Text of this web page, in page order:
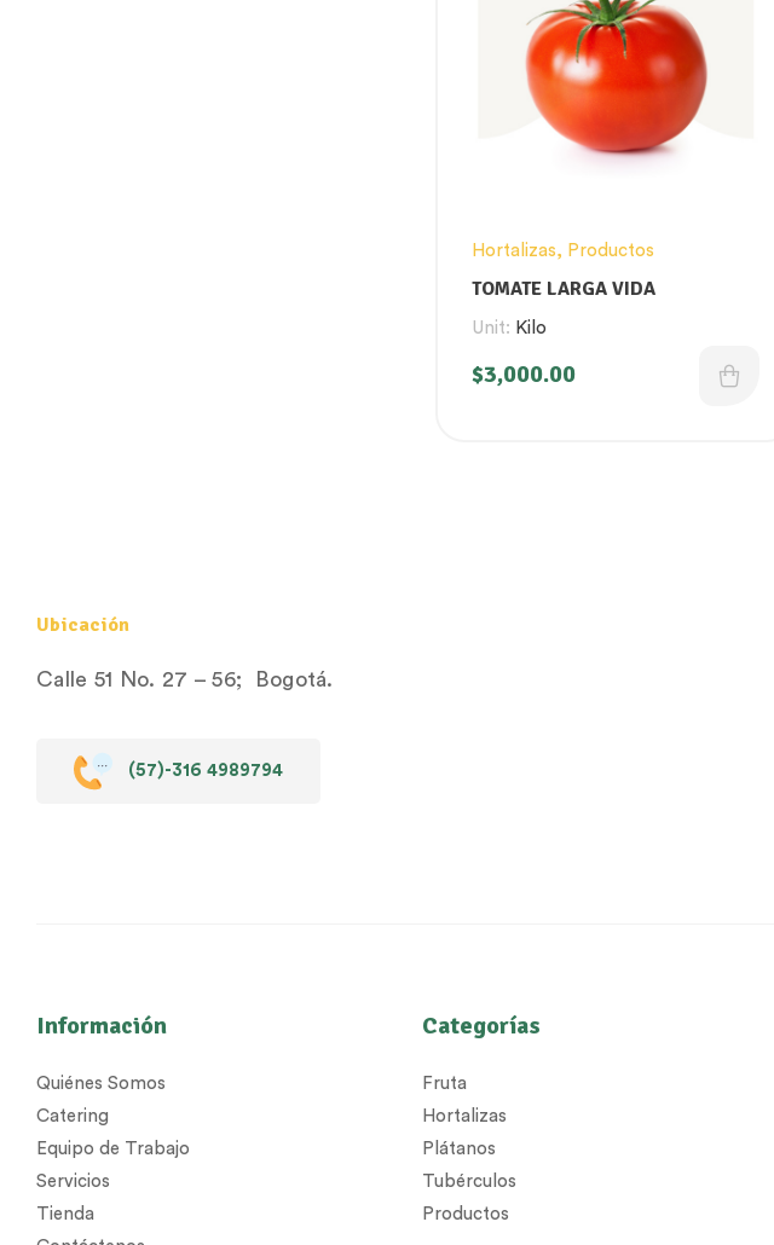
Hortalizas, Productos
TOMATE LARGA VIDA
Unit: Kilo
$3,000.00
Ubicación
Calle 51 No. 27 – 56; Bogotá.
(57)-316 4989794
Información
Quiénes Somos
Catering
Equipo de Trabajo
Servicios
Tienda
Categorías
Fruta
Hortalizas
Plátanos
Tubérculos
Productos